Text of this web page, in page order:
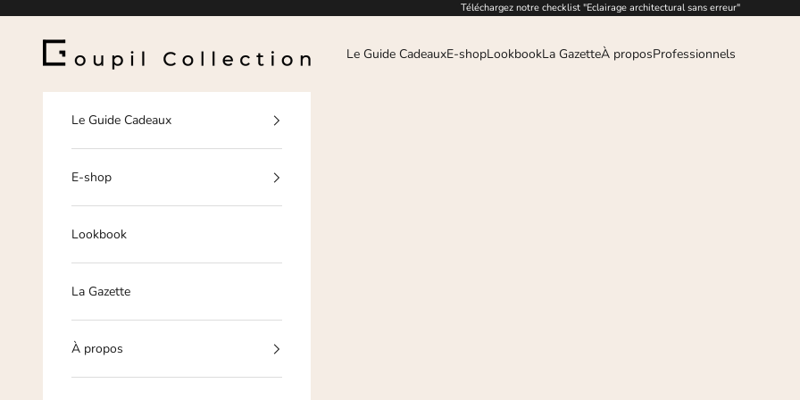
Téléchargez notre checklist "Eclairage architectural sans erreur"
Goupil Collection Le Guide CadeauxE-shopLookbookLa GazetteÀ proposProfessionnels
Le Guide Cadeaux
E-shop
Lookbook
La Gazette
À propos